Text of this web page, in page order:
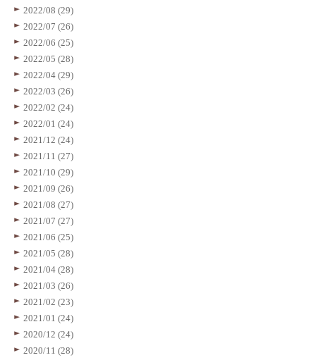
2022/08 (29)
2022/07 (26)
2022/06 (25)
2022/05 (28)
2022/04 (29)
2022/03 (26)
2022/02 (24)
2022/01 (24)
2021/12 (24)
2021/11 (27)
2021/10 (29)
2021/09 (26)
2021/08 (27)
2021/07 (27)
2021/06 (25)
2021/05 (28)
2021/04 (28)
2021/03 (26)
2021/02 (23)
2021/01 (24)
2020/12 (24)
2020/11 (28)